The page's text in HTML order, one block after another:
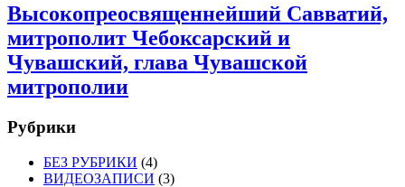
Высокопреосвященнейший Савватий,
митрополит Чебоксарский и
Чувашский, глава Чувашской
митрополии
Рубрики
БЕЗ РУБРИКИ (4)
ВИДЕОЗАПИСИ (3)